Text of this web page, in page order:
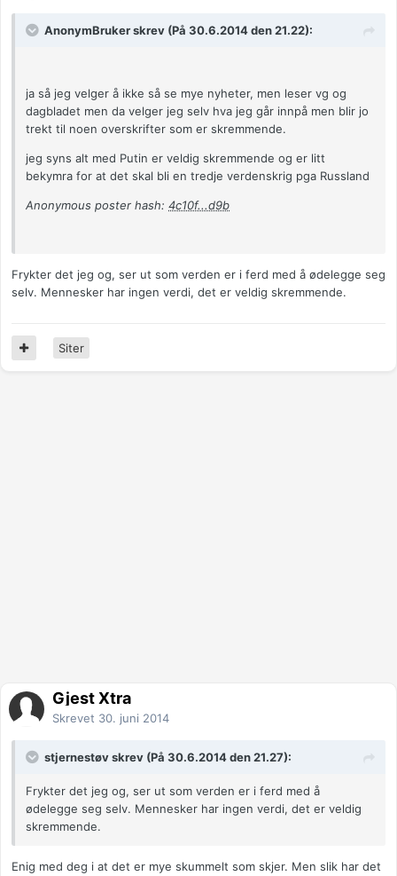
AnonymBruker skrev (På 30.6.2014 den 21.22):
ja så jeg velger å ikke så se mye nyheter, men leser vg og
dagbladet men da velger jeg selv hva jeg går innpå men blir jo
trekt til noen overskrifter som er skremmende.
jeg syns alt med Putin er veldig skremmende og er litt
bekymra for at det skal bli en tredje verdenskrig pga Russland
Anonymous poster hash: 4c10f...d9b
Frykter det jeg og, ser ut som verden er i ferd med å ødelegge seg
selv. Mennesker har ingen verdi, det er veldig skremmende.
Siter
Gjest Xtra
Skrevet 30. juni 2014
stjernestøv skrev (På 30.6.2014 den 21.27):
Frykter det jeg og, ser ut som verden er i ferd med å
ødelegge seg selv. Mennesker har ingen verdi, det er veldig
skremmende.
Enig med deg i at det er mye skummelt som skjer. Men slik har det